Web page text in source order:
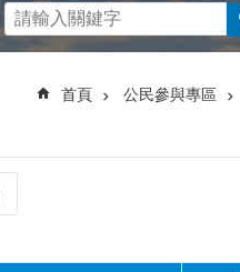
首頁 公民參與專區